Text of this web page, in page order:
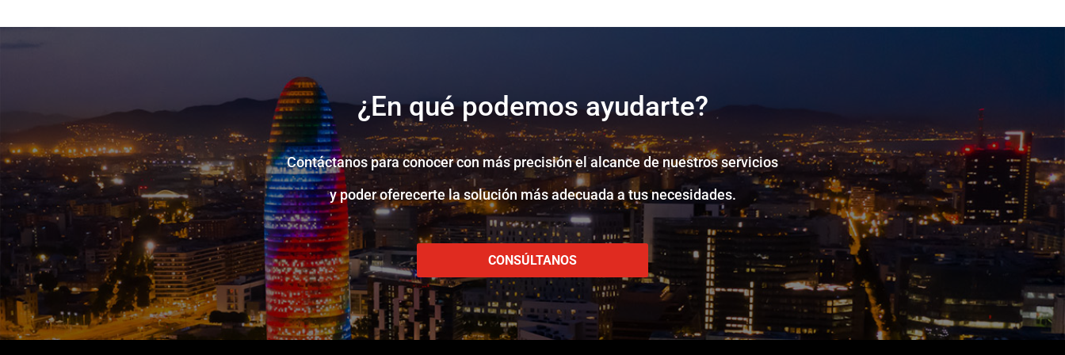
¿En qué podemos ayudarte?
Contáctanos para conocer con más precisión el alcance de nuestros servicios
y poder oferecerte la solución más adecuada a tus necesidades.
CONSÚLTANOS